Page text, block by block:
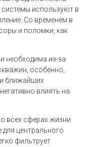
используют в
Со временем в
и поломки, как
необходима из-за
особенно,
ближайших
влиять на
всех сферах жизни
центрального
фильтрует